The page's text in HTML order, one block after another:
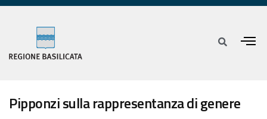
Pipponzi sulla rappresentanza di genere